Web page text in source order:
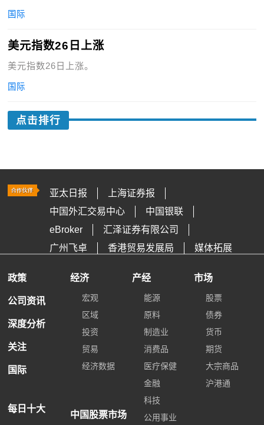
国际
美元指数26日上涨
美元指数26日上涨。
国际
点击排行
亚太日报
上海证券报
中国外汇交易中心
中国银联
eBroker
汇泽证券有限公司
广州飞卓
香港贸易发展局 媒体拓展
政策
公司资讯
深度分析
关注
国际
每日十大
经济
宏观
区域
投资
贸易
经济数据
中国股票市场
产经
能源
原料
制造业
消费品
医疗保健
金融
科技
公用事业
市场
股票
债券
货币
期货
大宗商品
沪港通